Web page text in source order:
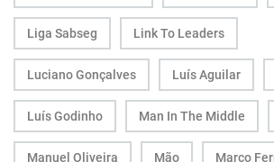
Liga Sabseg Link To Leaders
Luciano Gonçalves Luís Aguilar
Luís Godinho Man In The Middle
Manuel Oliveira Mão Marco